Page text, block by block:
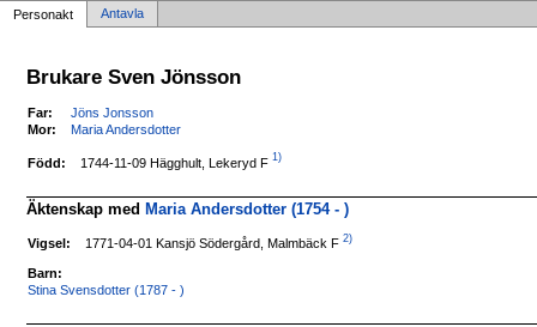
Personakt Antavla
Brukare Sven Jönsson
Far:
Jöns Jonsson
Mor:
Maria Andersdotter
Född: 1744-11-09 Hägghult, Lekeryd F 1)
Äktenskap med Maria Andersdotter (1754 - )
Vigsel: 1771-04-01 Kansjö Södergård, Malmbäck F 2)
Barn:
Stina Svensdotter (1787 - )